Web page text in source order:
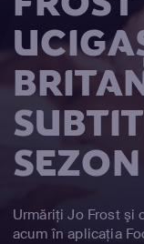
Urmăriți Jo Frost şi
acum în aplicația